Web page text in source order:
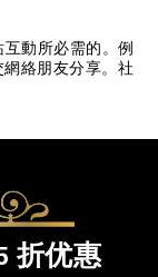
動所必需的。例
絡朋友分享。社
折优惠